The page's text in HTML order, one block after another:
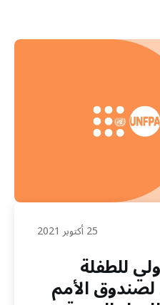
25 أكتوبر 2021
للطفلة
الأمم